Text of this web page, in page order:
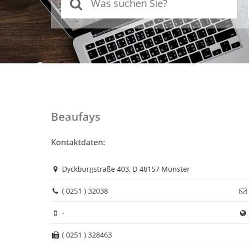
Beaufays
Kontaktdaten:
Dyckburgstraße 403, D 48157 Münster
( 0251 ) 32038
-
( 0251 ) 328463